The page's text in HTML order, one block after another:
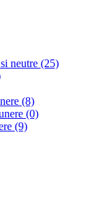
neutre (25)
(8)
(0)
(9)